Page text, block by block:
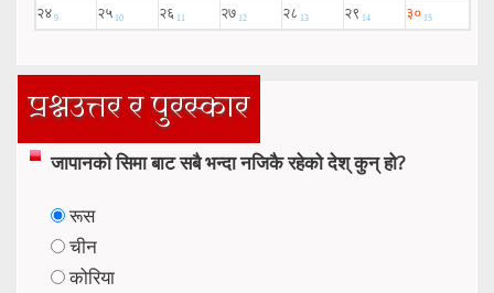
प्रश्नउत्तर र पुरस्कार
जापानको सिमा बाट सबै भन्दा नजिकै रहेको देश् कुन् हो?
रूस
चीन
कोरिया